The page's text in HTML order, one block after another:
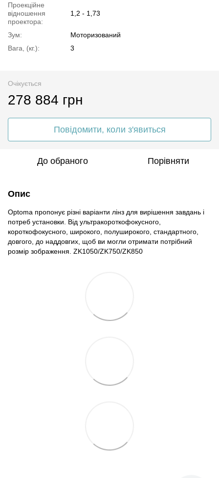
Проекційне
відношення
проектора:
1,2 - 1,73
Зум:
Моторизований
Вага, (кг.):
3
Очікується
278 884 грн
Повідомити, коли з'явиться
До обраного Порівняти
Опис
Optoma пропонує різні варіанти лінз для вирішення завдань і
потреб установки. Від ультракороткофокусного,
короткофокусного, широкого, полуширокого, стандартного,
довгого, до наддовгих, щоб ви могли отримати потрібний
розмір зображення. ZK1050/ZK750/ZK850